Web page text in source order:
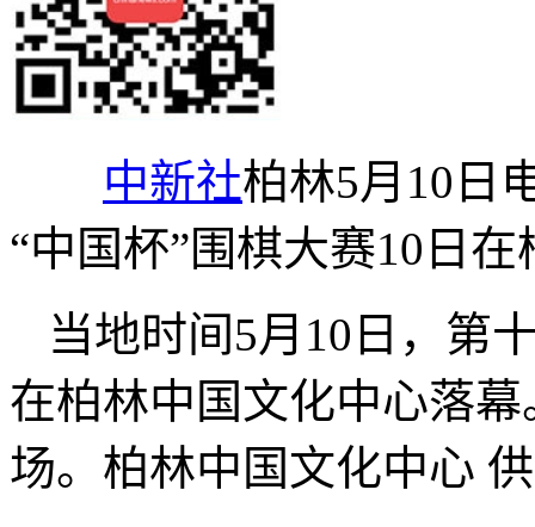
中新社柏林5月10日
“中国杯”围棋大赛10日
当地时间5月10日，第
在柏林中国文化中心落
场。柏林中国文化中心